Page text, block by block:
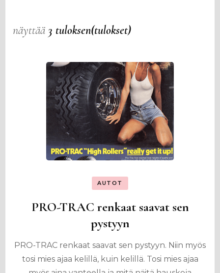
näyttää 3 tuloksen(tulokset)
AUTOT
PRO-TRAC renkaat saavat sen
pystyyn
PRO-TRAC renkaat saavat sen pystyyn. Niin myös
tosi mies ajaa kelillä, kuin kelillä. Tosi mies ajaa